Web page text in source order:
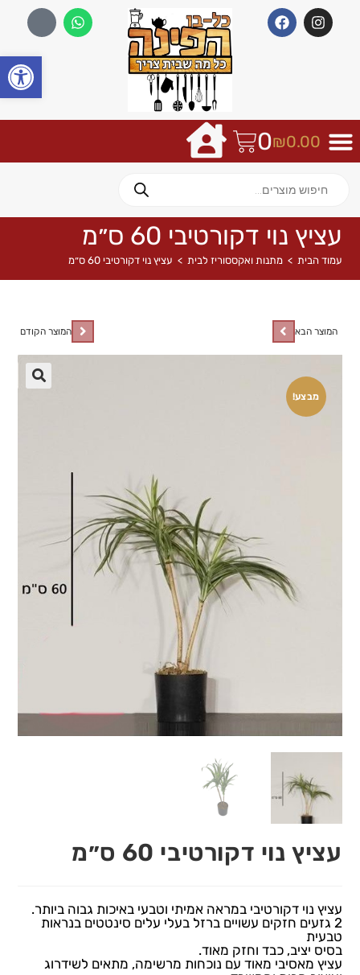
₪0.00
0
עציץ נוי דקורטיבי 60 ס״מ
עמוד הבית > מתנות ואקססוריז לבית > עציץ נוי דקורטיבי 60 ס״מ
מבצע!
המוצר הקודם המוצר הבא
עציץ נוי דקורטיבי 60 ס״מ
עציץ נוי דקורטיבי במראה אמיתי וטבעי באיכות גבוה ביותר.
2 גזעים חזקים עשויים ברזל בעלי עלים סינטטים בנראות
טבעית
בסיס יציב, כבד וחזק מאוד.
עציץ מאסיבי מאוד עם נוכחות מרשימה, מתאים לשידרוג